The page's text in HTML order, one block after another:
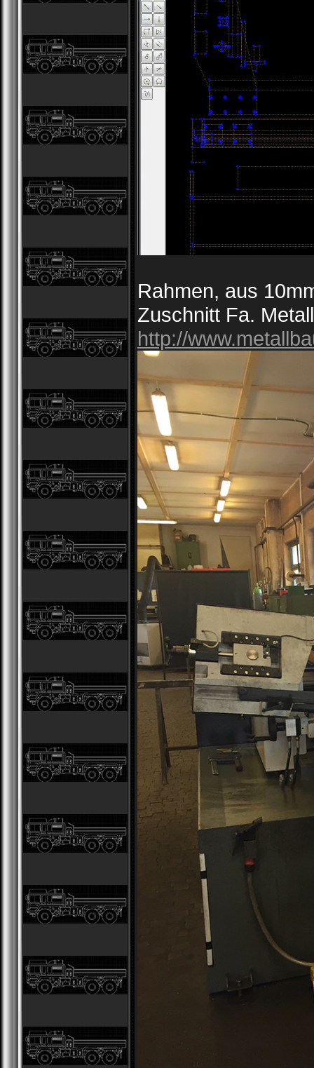
Rahmen, aus
Zuschnitt Fa.
http://